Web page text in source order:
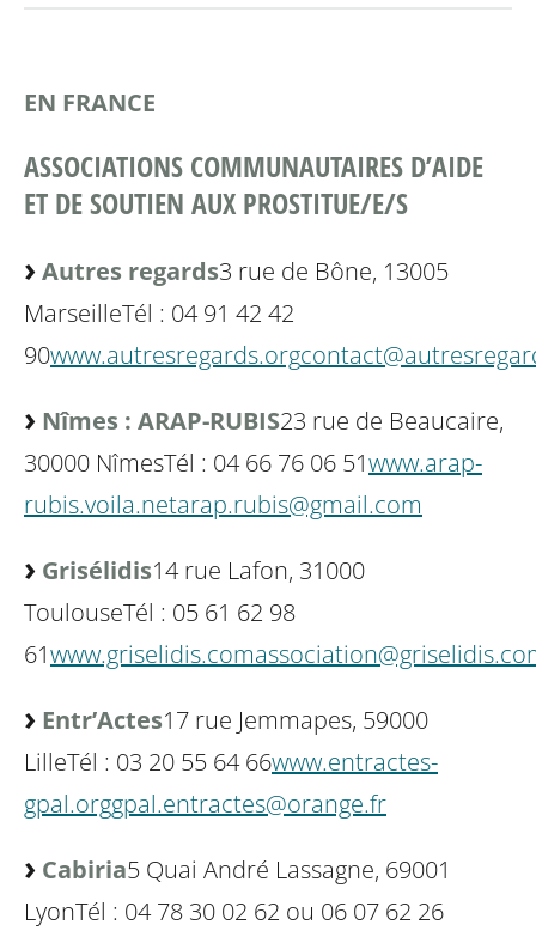
EN FRANCE
ASSOCIATIONS COMMUNAUTAIRES D’AIDE
ET DE SOUTIEN AUX PROSTITUE/E/S
Autres regards3 rue de Bône, 13005
MarseilleTél : 04 91 42 42
90www.autresregards.org
Nîmes : ARAP-RUBIS23 rue de Beaucaire,
30000 NîmesTél : 04 66 76 06 51www.arap-
rubis.voila.netarap.rubis@gmail.com
Grisélidis14 rue Lafon, 31000
ToulouseTél : 05 61 62 98
61www.griselidis.com
Entr’Actes17 rue Jemmapes, 59000
LilleTél : 03 20 55 64 66www.entractes-
gpal.orggpal.entractes@orange.fr
Cabiria5 Quai André Lassagne, 69001
LyonTél : 04 78 30 02 62 ou 06 07 62 26